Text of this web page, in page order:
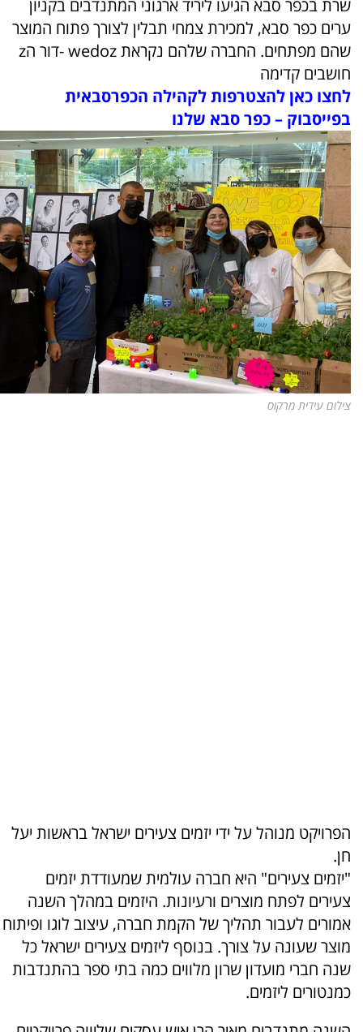
שרת בכפר סבא הגיעו ליריד ארגוני המתנדבים בקניון
ערים כפר סבא, למכירת צמחי תבלין לצורך פתוח המוצר
שהם מפתחים. החברה שלהם נקראת wedoz -דור הz
חושבים קדימה
לחצו כאן להצטרפות לקהילה הכפרסבאית
בפייסבוק – כפר סבא שלנו
צילום עידית מרקוס
הפרויקט מנוהל על ידי יזמים צעירים ישראל בראשות יעל
חן.
"יזמים צעירים" היא חברה עולמית שמעודדת יזמים
צעירים לפתח מוצרים ורעיונות. היזמים במהלך השנה
אמורים לעבור תהליך של הקמת חברה, עיצוב לוגו ופיתוח
מוצר שעונה על צורך. בנוסף ליזמים צעירים ישראל כל
שנה חברי מועדון שרון מלווים כמה בתי ספר בהתנדבות
כמנטורים ליזמים.